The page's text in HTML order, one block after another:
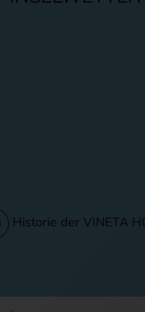
Historie der VINETA